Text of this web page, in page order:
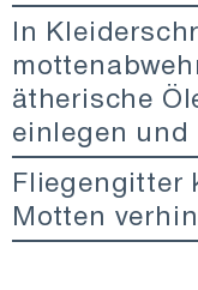
In
ätherische
einlegen und
Fliegengitter
Motten